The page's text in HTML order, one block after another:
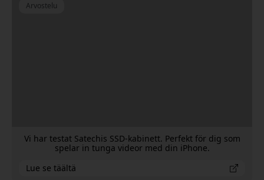
Arvostelu
Vi har testat Satechis SSD-kabinett. Perfekt för dig som
spelar in tunga videor med din iPhone.
Lue se täältä